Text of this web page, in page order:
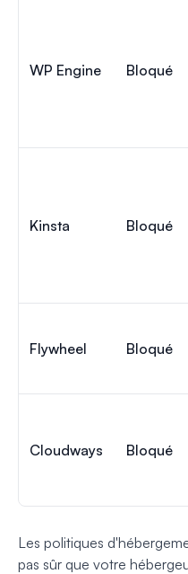
WP Engine Bloqué
Kinsta Bloqué
Flywheel Bloqué
Cloudways Bloqué
Les politiques
pas sûr que votre